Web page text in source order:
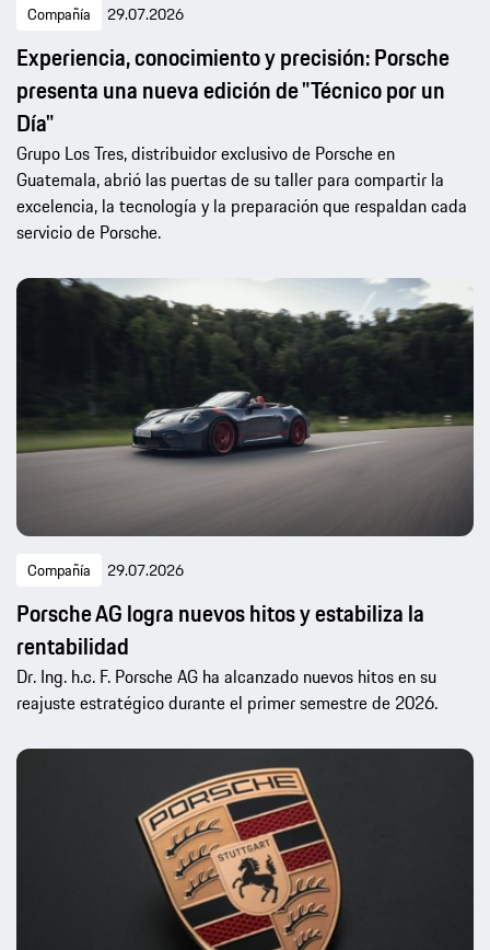
Compañía 29.07.2026
Experiencia, conocimiento y precisión: Porsche
presenta una nueva edición de "Técnico por un
Día"
Grupo Los Tres, distribuidor exclusivo de Porsche en
Guatemala, abrió las puertas de su taller para compartir la
excelencia, la tecnología y la preparación que respaldan cada
servicio de Porsche.
Compañía 29.07.2026
Porsche AG logra nuevos hitos y estabiliza la
rentabilidad
Dr. Ing. h.c. F. Porsche AG ha alcanzado nuevos hitos en su
reajuste estratégico durante el primer semestre de 2026.